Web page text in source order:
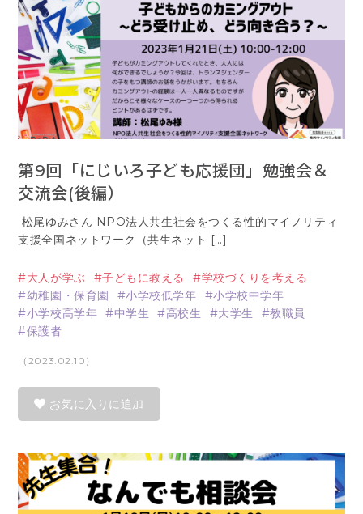
第9回「にじいろ子ども応援団」勉強会＆
交流会(後編）
松尾ゆみさん NPO法人共生社会をつくる性的マイノリティ
支援全国ネットワーク（共生ネット […]
大人が学ぶ 子どもに教える
学校づくりを考える
幼稚園・保育園
小学校低学年
小学校中学年
小学校高学年
中学生 高校生 大学生
教職員
保護者
（2023.02.10）
お気に入りに追加